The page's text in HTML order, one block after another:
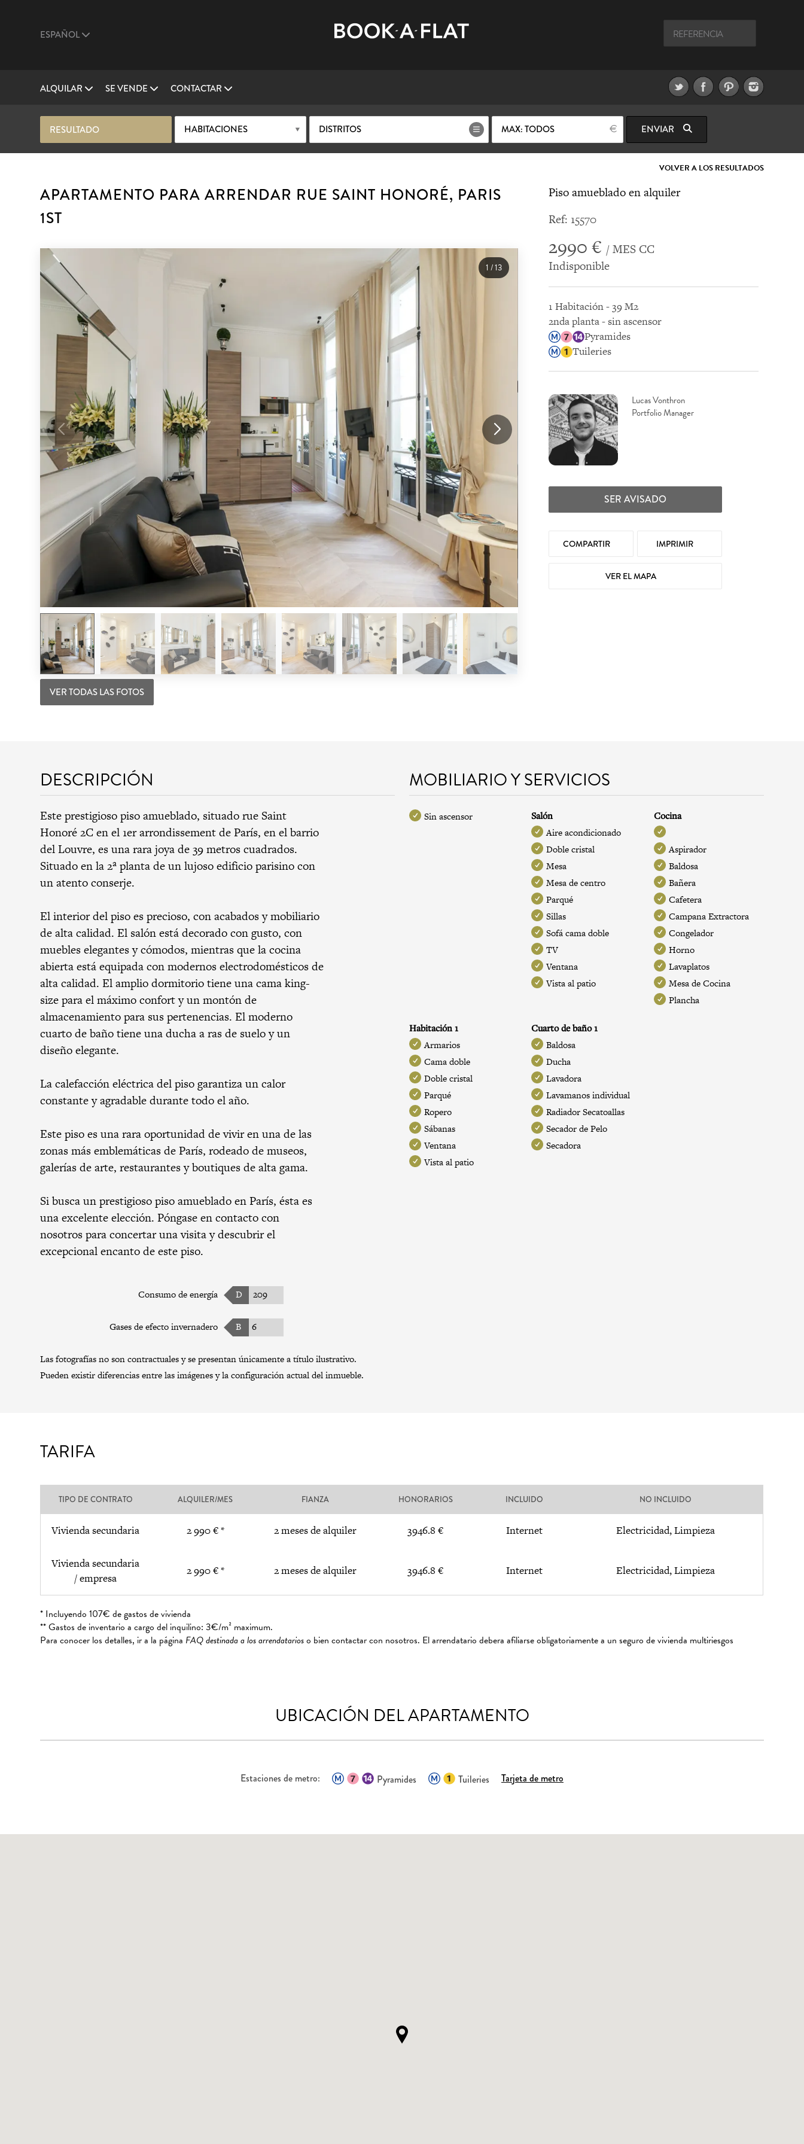
ESPAÑOL
ALQUILAR SE VENDE CONTACTAR
RESULTADO HABITACIONES DISTRITOS MAX: TODOS ENVIAR
VOLVER A LOS RESULTADOS
APARTAMENTO PARA ARRENDAR RUE SAINT HONORÉ, PARIS
1ST
1/13
VER TODAS LAS FOTOS
Piso amueblado en alquiler
Ref: 15570
2990 € / MES CC
Indisponible
1 Habitación - 39 M2
2nda planta - sin ascensor
Pyramides
Tuileries
Lucas Vonthron
Portfolio Manager
SER AVISADO
COMPARTIR IMPRIMIR
VER EL MAPA
DESCRIPCIÓN
Este prestigioso piso amueblado, situado rue Saint
Honoré 2C en el 1er arrondissement de París, en el barrio
del Louvre, es una rara joya de 39 metros cuadrados.
Situado en la 2ª planta de un lujoso edificio parisino con
un atento conserje.
El interior del piso es precioso, con acabados y mobiliario
de alta calidad. El salón está decorado con gusto, con
muebles elegantes y cómodos, mientras que la cocina
abierta está equipada con modernos electrodomésticos de
alta calidad. El amplio dormitorio tiene una cama king-
size para el máximo confort y un montón de
almacenamiento para sus pertenencias. El moderno
cuarto de baño tiene una ducha a ras de suelo y un
diseño elegante.
La calefacción eléctrica del piso garantiza un calor
constante y agradable durante todo el año.
Este piso es una rara oportunidad de vivir en una de las
zonas más emblemáticas de París, rodeado de museos,
galerías de arte, restaurantes y boutiques de alta gama.
Si busca un prestigioso piso amueblado en París, ésta es
una excelente elección. Póngase en contacto con
nosotros para concertar una visita y descubrir el
excepcional encanto de este piso.
Consumo de energía D 209
Gases de efecto invernadero B 6
Las fotografías no son contractuales y se presentan únicamente a título ilustrativo.
Pueden existir diferencias entre las imágenes y la configuración actual del inmueble.
MOBILIARIO Y SERVICIOS
Sin ascensor Salón
Aire acondicionado
Doble cristal
Mesa
Mesa de centro
Parqué
Sillas
Sofá cama doble
TV
Ventana
Vista al patio
Cocina
Aspirador
Baldosa
Bañera
Cafetera
Campana Extractora
Congelador
Horno
Lavaplatos
Mesa de Cocina
Plancha
Habitación 1
Armarios
Cama doble
Doble cristal
Parqué
Ropero
Sábanas
Ventana
Vista al patio
Cuarto de baño 1
Baldosa
Ducha
Lavadora
Lavamanos individual
Radiador Secatoallas
Secador de Pelo
Secadora
TARIFA
TIPO DE CONTRATO ALQUILER/MES FIANZA HONORARIOS INCLUIDO NO INCLUIDO
Vivienda secundaria 2 990 € * 2 meses de alquiler 3946.8 € Internet Electricidad, Limpieza
Vivienda secundaria
/ empresa
2 990 € * 2 meses de alquiler 3946.8 € Internet Electricidad, Limpieza
* Incluyendo 107€ de gastos de vivienda
** Gastos de inventario a cargo del inquilino: 3€/m² maximum.
Para conocer los detalles, ir a la página FAQ destinada a los arrendatarioso bien contactar con nosotros. El arrendatario debera afiliarse obligatoriamente a un seguro de vivienda multiriesgos
UBICACIÓN DEL APARTAMENTO
Estaciones de metro: Pyramides Tuileries Tarjeta de metro